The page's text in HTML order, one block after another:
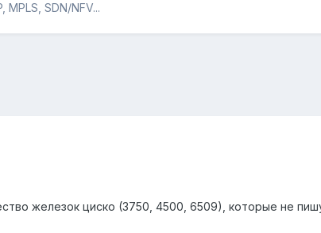
SDN/NFV...
железок циско (3750, 4500, 6509), которые не